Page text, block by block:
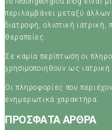
περιλαμβάνει μεταξύ άλλων
διατροφή, ολιστική
θεραπείες.
Σε καμία περίπτωση οι
χρησιμοποιηθούν ως
Οι πληροφορίες που
ενημερωτικά χαρακτήρα.
ΠΡΟΣΦΑΤΑ ΑΡΘΡΑ